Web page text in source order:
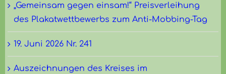
„Gemeinsam gegen einsam!“ Preisverleihung
des Plakatwettbewerbs zum Anti-Mobbing-Tag
19. Juni 2026 Nr. 241
Auszeichnungen des Kreises im